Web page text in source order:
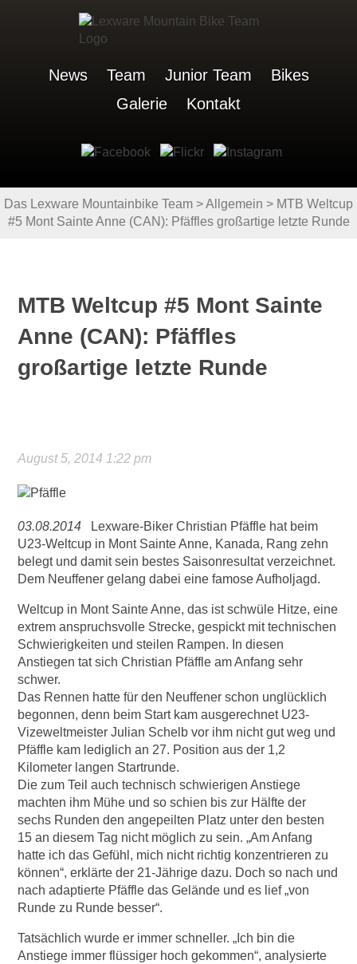
News Team Junior Team
Bikes
Galerie
Kontakt
Das Lexware Mountainbike Team >Allgemein > MTB Weltcup
#5 Mont Sainte Anne (CAN): Pfäffles großartige letzte Runde
MTB Weltcup #5 Mont Sainte
Anne (CAN): Pfäffles
großartige letzte Runde
August 5, 2014 1:22 pm
03.08.2014Lexware-Biker Christian Pfäffle hat beim
U23-Weltcup in Mont Sainte Anne, Kanada, Rang zehn
belegt und damit sein bestes Saisonresultat verzeichnet.
Dem Neuffener gelang dabei eine famose Aufholjagd.
Weltcup in Mont Sainte Anne, das ist schwüle Hitze, eine
extrem anspruchsvolle Strecke, gespickt mit technischen
Schwierigkeiten und steilen Rampen. In diesen
Anstiegen tat sich Christian Pfäffle am Anfang sehr
schwer.
Das Rennen hatte für den Neuffener schon unglücklich
begonnen, denn beim Start kam ausgerechnet U23-
Vizeweltmeister Julian Schelb vor ihm nicht gut weg und
Pfäffle kam lediglich an 27. Position aus der 1,2
Kilometer langen Startrunde.
Die zum Teil auch technisch schwierigen Anstiege
machten ihm Mühe und so schien bis zur Hälfte der
sechs Runden den angepeilten Platz unter den besten
15 an diesem Tag nicht möglich zu sein. „Am Anfang
hatte ich das Gefühl, mich nicht richtig konzentrieren zu
können“, erklärte der 21-Jährige dazu. Doch so nach und
nach adaptierte Pfäffle das Gelände und es lief „von
Runde zu Runde besser“.
Tatsächlich wurde er immer schneller. „Ich bin die
Anstiege immer flüssiger hoch gekommen“, analysierte